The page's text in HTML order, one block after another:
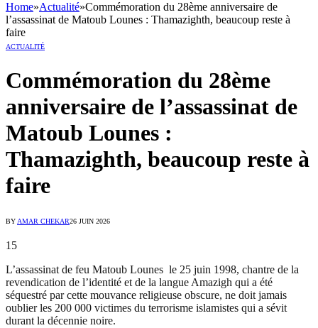
Home»Actualité»Commémoration du 28ème anniversaire de
l’assassinat de Matoub Lounes : Thamazighth, beaucoup reste à
faire
ACTUALITÉ
Commémoration du 28ème
anniversaire de l’assassinat de
Matoub Lounes :
Thamazighth, beaucoup reste à
faire
BYAMAR CHEKAR26 JUIN 2026
15
L’assassinat de feu Matoub Lounes le 25 juin 1998, chantre de la
revendication de l’identité et de la langue Amazigh qui a été
séquestré par cette mouvance religieuse obscure, ne doit jamais
oublier les 200 000 victimes du terrorisme islamistes qui a sévit
durant la décennie noire.